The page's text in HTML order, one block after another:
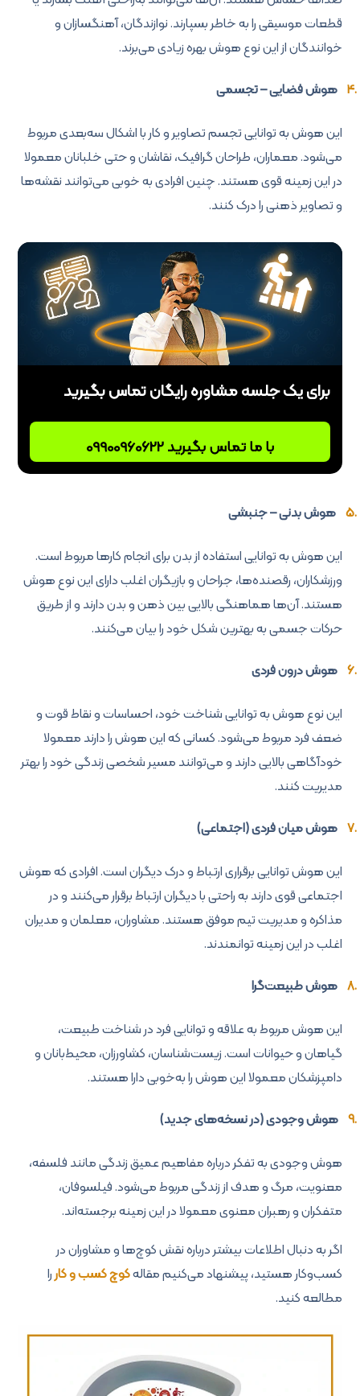
قطعات موسیقی را به خاطر بسپارند. نوازندگان، آهنگسازان و
خوانندگان از این نوع هوش بهره زیادی می‌برند.
هوش فضایی – تجسمی
این هوش به توانایی تجسم تصاویر و کار با اشکال سه‌بعدی مربوط
می‌شود. معماران، طراحان گرافیک، نقاشان و حتی خلبانان معمولا
در این زمینه قوی هستند. چنین افرادی به خوبی می‌توانند نقشه‌ها
و تصاویر ذهنی را درک کنند.
برای یک جلسه مشاوره رایگان تماس بگیرید
با ما تماس بگیرید 09900960622
هوش بدنی – جنبشی
این هوش به توانایی استفاده از بدن برای انجام کارها مربوط است.
ورزشکاران، رقصنده‌ها، جراحان و بازیگران اغلب دارای این نوع هوش
هستند. آن‌ها هماهنگی بالایی بین ذهن و بدن دارند و از طریق
حرکات جسمی به بهترین شکل خود را بیان می‌کنند.
هوش درون فردی
این نوع هوش به توانایی شناخت خود، احساسات و نقاط قوت و
ضعف فرد مربوط می‌شود. کسانی که این هوش را دارند معمولا
خودآگاهی بالایی دارند و می‌توانند مسیر شخصی زندگی خود را بهتر
مدیریت کنند.
هوش میان فردی (اجتماعی)
این هوش توانایی برقراری ارتباط و درک دیگران است. افرادی که هوش
اجتماعی قوی دارند به راحتی با دیگران ارتباط برقرار می‌کنند و در
مذاکره و مدیریت تیم موفق هستند. مشاوران، معلمان و مدیران
اغلب در این زمینه توانمندند.
هوش طبیعت‌گرا
این هوش مربوط به علاقه و توانایی فرد در شناخت طبیعت،
گیاهان و حیوانات است. زیست‌شناسان، کشاورزان، محیط‌بانان و
دامپزشکان معمولا این هوش را به‌خوبی دارا هستند.
هوش وجودی (در نسخه‌های جدید)
هوش وجودی به تفکر درباره مفاهیم عمیق زندگی مانند فلسفه،
معنویت، مرگ و هدف از زندگی مربوط می‌شود. فیلسوفان،
متفکران و رهبران معنوی معمولا در این زمینه برجسته‌اند.
اگر به دنبال اطلاعات بیشتر درباره نقش کوچ‌ها و مشاوران در
کسب‌وکار هستید، پیشنهاد می‌کنیم مقالهکوچ کسب و کاررا
مطالعه کنید.